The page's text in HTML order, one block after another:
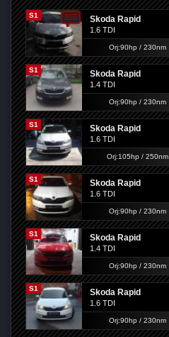
S1 Skoda Rapid
1.6 TDI
Orj:90hp / 230nm
S1 Skoda Rapid
1.4 TDI
Orj:90hp / 230nm
S1 Skoda Rapid
1.6 TDI
Orj:105hp / 250nm
S1 Skoda Rapid
1.6 TDI
Orj:90hp / 230nm
S1 Skoda Rapid
1.4 TDI
Orj:90hp / 230nm
S1 Skoda Rapid
1.6 TDI
Orj:90hp / 230nm